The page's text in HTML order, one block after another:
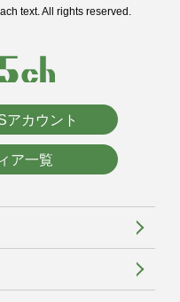
text. All rights reserved.
アカウント
ア一覧